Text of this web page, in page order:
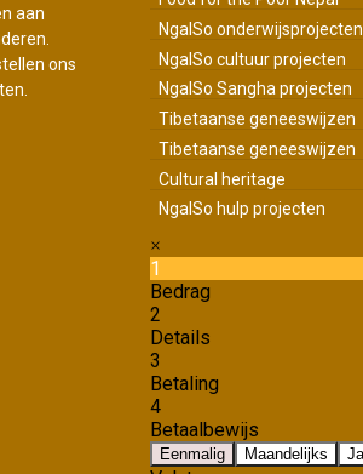
aan
ons
NgalSo onderwijsprojecten
NgalSo cultuur projecten
NgalSo Sangha projecten
Tibetaanse geneeswijzen
Tibetaanse geneeswijzen
Cultural heritage
NgalSo hulp projecten